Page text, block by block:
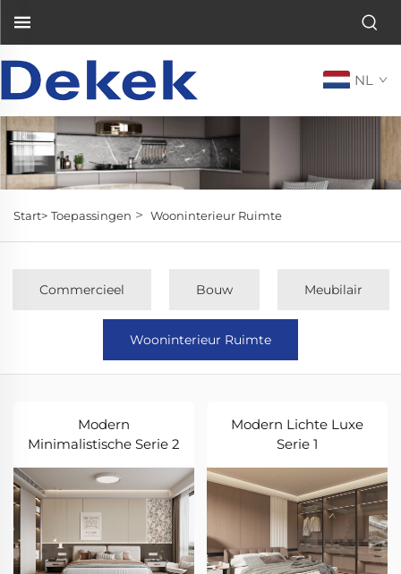
NL
Start> Toepassingen > Wooninterieur Ruimte
Commercieel Bouw Meubilair
Wooninterieur Ruimte
Modern
Minimalistische Serie 2
Modern Lichte Luxe
Serie 1